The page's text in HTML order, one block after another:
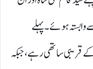
وابستہ ہوئے۔ پہلے
کے قریبی ساتھی رہے، جبکہ